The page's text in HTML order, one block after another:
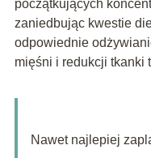
początkujących
zaniedbując kwestie
odpowiednie
mięśni i redukcji tkanki
Nawet najlepiej